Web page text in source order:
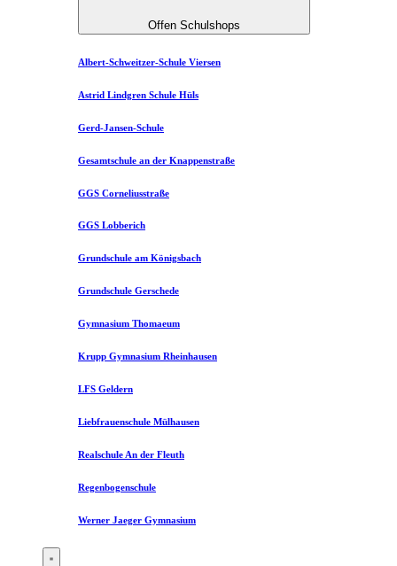
Offen Schulshops
Albert-Schweitzer-Schule Viersen
Astrid Lindgren Schule Hüls
Gerd-Jansen-Schule
Gesamtschule an der Knappenstraße
GGS Corneliusstraße
GGS Lobberich
Grundschule am Königsbach
Grundschule Gerschede
Gymnasium Thomaeum
Krupp Gymnasium Rheinhausen
LFS Geldern
Liebfrauenschule Mülhausen​
Realschule An der Fleuth
Regenbogenschule
Werner Jaeger Gymnasium